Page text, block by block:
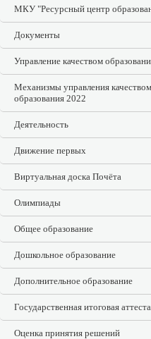
МКУ "Ресурсный центр
Документы
Управление качеством
Механизмы управления качеством
образования 2022
Деятельность
Движение первых
Виртуальная доска Почёта
Олимпиады
Общее образование
Дошкольное образование
Дополнительное образование
Государственная итоговая
Оценка принятия решений